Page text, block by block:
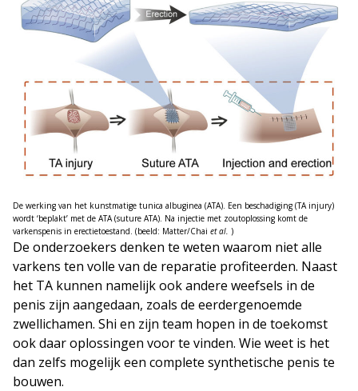
De werking van het kunstmatige tunica albuginea (ATA). Een beschadiging (TA injury)
wordt ‘beplakt’ met de ATA (suture ATA). Na injectie met zoutoplossing komt de
varkenspenis in erectietoestand. (beeld: Matter/Chai et al. )
De onderzoekers denken te weten waarom niet alle
varkens ten volle van de reparatie profiteerden. Naast
het TA kunnen namelijk ook andere weefsels in de
penis zijn aangedaan, zoals de eerdergenoemde
zwellichamen. Shi en zijn team hopen in de toekomst
ook daar oplossingen voor te vinden. Wie weet is het
dan zelfs mogelijk een complete synthetische penis te
bouwen.